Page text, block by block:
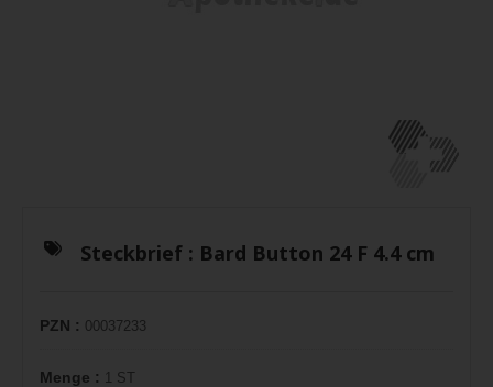
Steckbrief : Bard Button 24 F 4.4 cm
PZN : 00037233
Menge : 1 ST